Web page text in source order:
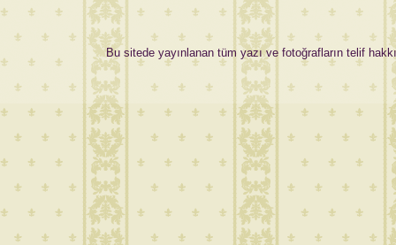
Bu sitede yayınlanan tüm yazı ve fotoğrafların telif